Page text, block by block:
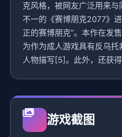
克风格，被网友广泛用来
不一的《赛博朋克2077》
正的赛博朋克”。本作在发
为作为成人游戏具有反乌
人物描写[5]。此外，还获得
游戏截图